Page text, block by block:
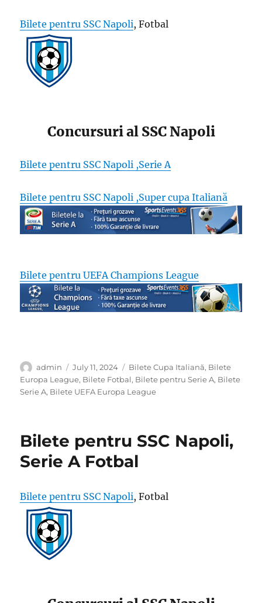
Bilete pentru SSC Napoli, Fotbal
Concursuri al SSC Napoli
Bilete pentru SSC Napoli ,Serie A
Bilete pentru SSC Napoli ,Super cupa Italiană
Bilete pentru UEFA Champions League
Author
admin
Posted
on
July 11, 2024 Categories
Bilete Cupa Italiană, Bilete
Europa League, Bilete Fotbal, Bilete pentru Serie A, Bilete
Serie A, Bilete UEFA Europa League
Bilete pentru SSC Napoli,
Serie A Fotbal
Bilete pentru SSC Napoli, Fotbal